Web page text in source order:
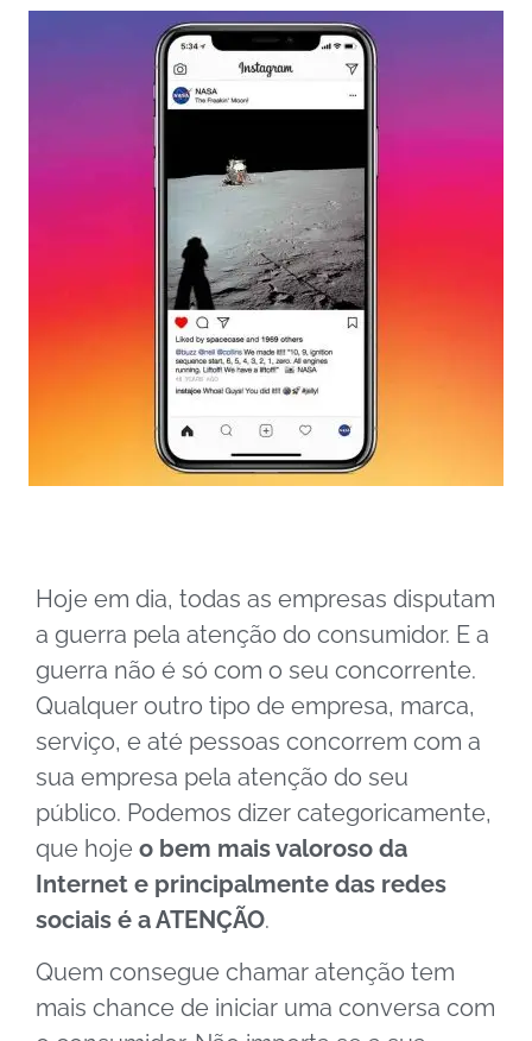
Hoje em dia, todas as empresas disputam
a guerra pela atenção do consumidor. E a
guerra não é só com o seu concorrente.
Qualquer outro tipo de empresa, marca,
serviço, e até pessoas concorrem com a
sua empresa pela atenção do seu
público. Podemos dizer categoricamente,
que hoje o bem mais valoroso da
Internet e principalmente das redes
sociais é a ATENÇÃO.
Quem consegue chamar atenção tem
mais chance de iniciar uma conversa com